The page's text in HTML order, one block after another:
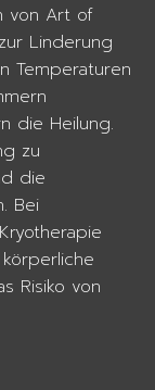
von Art of
Linderung
Temperaturen
die Heilung.
zu
die
Bei
Risiko von